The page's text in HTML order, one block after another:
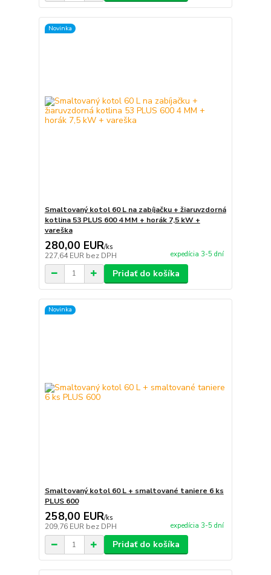
Novinka
Smaltovaný kotol 60 L na zabíjačku + žiaruvzdorná
kotlina 53 PLUS 600 4 MM + horák 7,5 kW +
vareška
280,00 EUR/ks
227,64 EUR bez DPH expedícia 3-5 dní
Pridať do košíka
Novinka
Smaltovaný kotol 60 L + smaltované taniere 6 ks
PLUS 600
258,00 EUR/ks
209,76 EUR bez DPH expedícia 3-5 dní
Pridať do košíka